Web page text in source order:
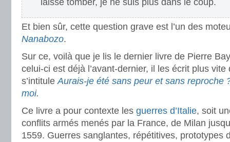
laisse tomber, je ne suis plus dans le coup.
Et bien sûr, cette question grave est l’un des
Nanabozo.
Sur ce, voilà que je lis le dernier livre de Pierre
celui-ci est déjà l’avant-dernier, il les écrit plus
s’intituleAurais-je été sans peur et sans reproche
moi.
Ce livre a pour contexte les guerres d’Italie, soit
conflits armés menés par la France, de Milan
1559. Guerres sanglantes, répétitives, prototypes